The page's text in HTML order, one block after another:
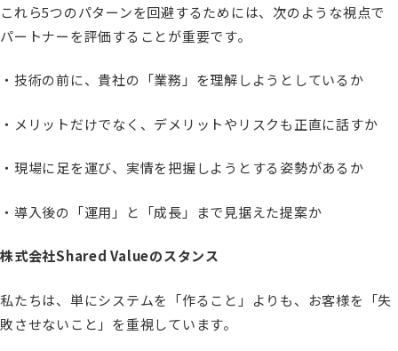
これら5つのパターンを回避するためには、次のような視点で
パートナーを評価することが重要です。
・技術の前に、貴社の「業務」を理解しようとしているか
・メリットだけでなく、デメリットやリスクも正直に話すか
・現場に足を運び、実情を把握しようとする姿勢があるか
・導入後の「運用」と「成長」まで見据えた提案か
株式会社Shared Valueのスタンス
私たちは、単にシステムを「作ること」よりも、お客様を「失
敗させないこと」を重視しています。